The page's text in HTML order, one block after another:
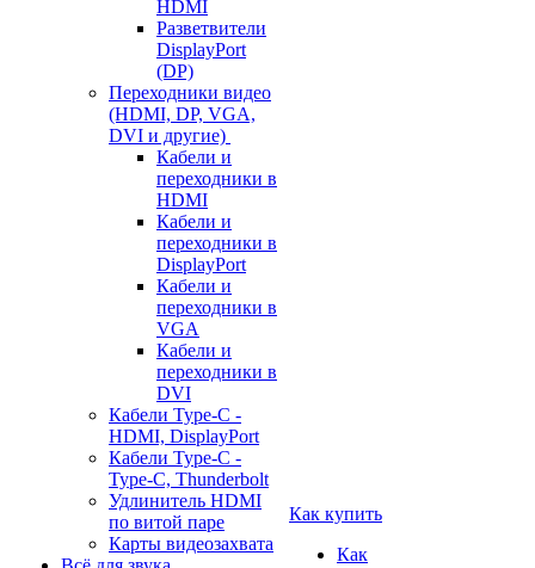
HDMI
Разветвители
DisplayPort
(DP)
Переходники видео
(HDMI, DP, VGA,
DVI и другие)
Кабели и
переходники в
HDMI
Кабели и
переходники в
DisplayPort
Кабели и
переходники в
VGA
Кабели и
переходники в
DVI
Кабели Type-C -
HDMI, DisplayPort
Кабели Type-C -
Type-C, Thunderbolt
Удлинитель HDMI
по витой паре
Карты видеозахвата
Как купить
Как